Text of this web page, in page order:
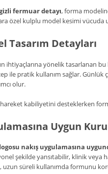
fermuar detayı, forma
özel kulplu model kesimi
Tasarım Detayları
ihtiyaçlarına yönelik tasarlanan bu
ile pratik kullanım sağlar. Günlük
olur.
hareket kabiliyetini desteklerken
Uygun
nakış uygulamasına
şekilde yansıtabilir, klinik
uzun süreli kullanımda formunu